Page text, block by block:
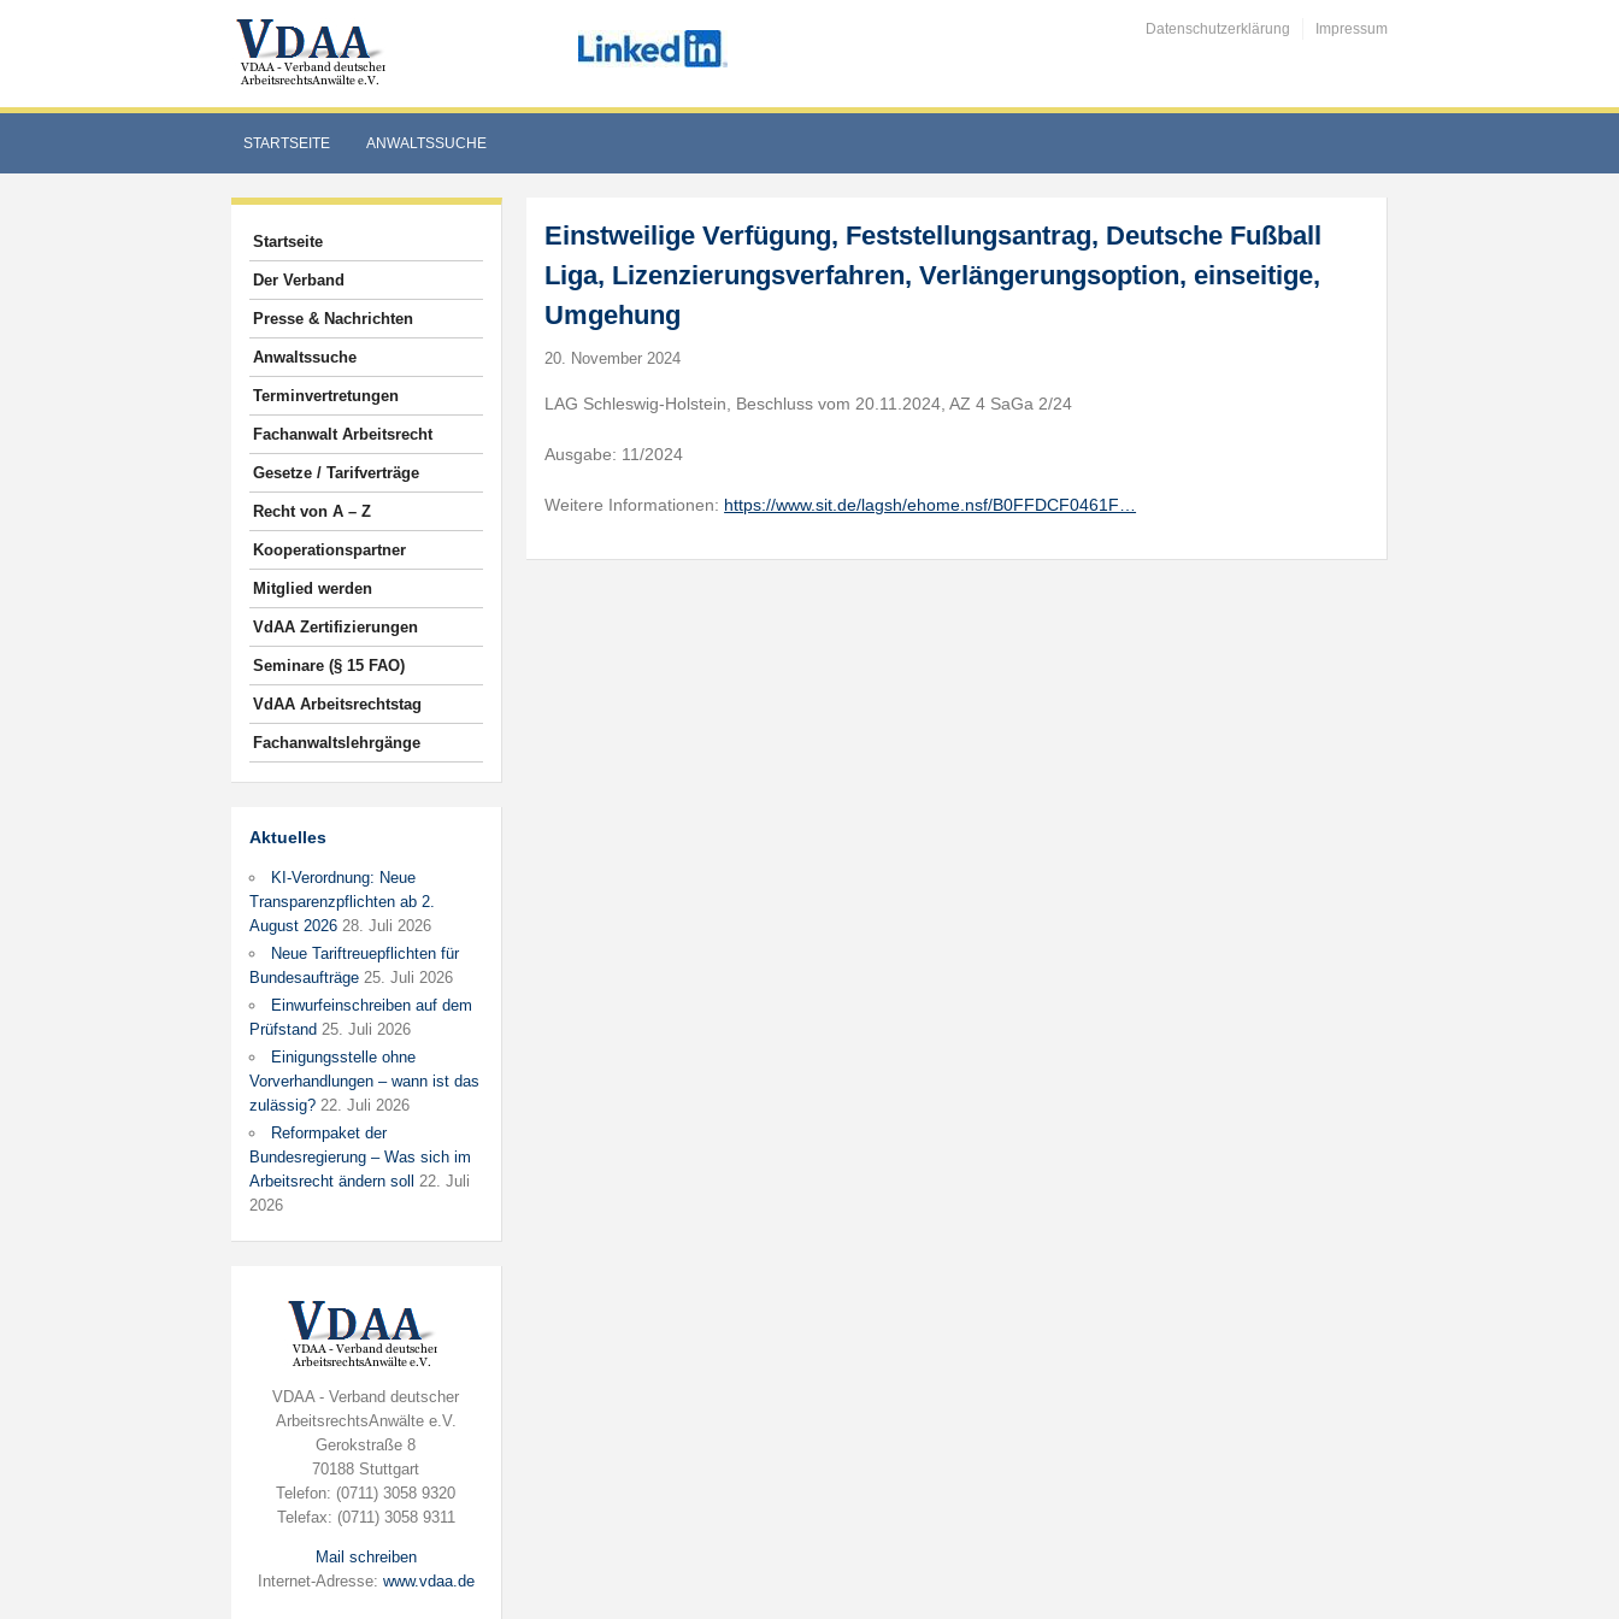
Datenschutzerklärung Impressum
STARTSEITE ANWALTSSUCHE
Startseite
Der Verband
Presse & Nachrichten
Anwaltssuche
Terminvertretungen
Fachanwalt Arbeitsrecht
Gesetze / Tarifverträge
Recht von A – Z
Kooperationspartner
Mitglied werden
VdAA Zertifizierungen
Seminare (§ 15 FAO)
VdAA Arbeitsrechtstag
Fachanwaltslehrgänge
Aktuelles
KI-Verordnung: Neue
Transparenzpflichten ab 2.
August 2026 28. Juli 2026
Neue Tariftreuepflichten für
Bundesaufträge 25. Juli 2026
Einwurfeinschreiben auf dem
Prüfstand 25. Juli 2026
Einigungsstelle ohne
Vorverhandlungen – wann ist das
zulässig? 22. Juli 2026
Reformpaket der
Bundesregierung – Was sich im
Arbeitsrecht ändern soll
22. Juli
2026
VDAA - Verband deutscher
ArbeitsrechtsAnwälte e.V.
Gerokstraße 8
70188 Stuttgart
Telefon: (0711) 3058 9320
Telefax: (0711) 3058 9311
Mail schreiben
Internet-Adresse: www.vdaa.de
Einstweilige Verfügung, Feststellungsantrag, Deutsche Fußball
Liga, Lizenzierungsverfahren, Verlängerungsoption, einseitige,
Umgehung
20. November 2024
LAG Schleswig-Holstein, Beschluss vom 20.11.2024, AZ 4 SaGa 2/24
Ausgabe: 11/2024
Weitere Informationen: https://www.sit.de/lagsh/ehome.nsf/B0FFDCF0461F…